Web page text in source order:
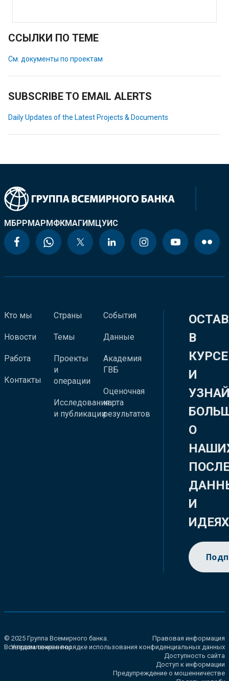
ССЫЛКИ ПО ТЕМЕ
См. документы по проектам
SUBSCRIBE TO EMAIL ALERTS
Daily Updates of the Latest Projects & Documents
МБРРМАРМФКМАГИМЦУИС
Кто мы
Новости
Работа
Контакты
Страны
Темы
Проекты
и
операции
Исследования
и публикации
События
Данные
Академия
ГВБ
Оценочная
карта
результатов
В
КУРСЕ
И
О
И
ИДЕЯХ
© 2025 Группа Всемирного банка.
Все права сохранены.
Правовая информация
Уведомление о порядке использования конфиденциальных данных
Доступность сайта
Доступ к информации
Предупреждение о мошенничестве